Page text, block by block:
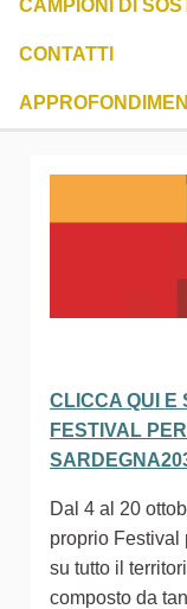
CAMPIONI DI
CONTATTI
CLICCA QUI E
FESTIVAL
Dal 4 al 20
proprio Festival
su tutto il
composto da